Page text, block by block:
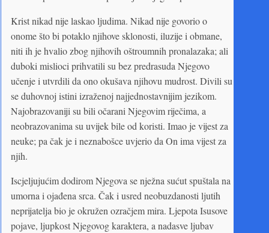
Krist nikad nije laskao ljudima. Nikad nije govorio o
onome što bi potaklo njihove sklonosti, iluzije i obmane,
niti ih je hvalio zbog njihovih oštroumnih pronalazaka; ali
duboki mislioci prihvatili su bez predrasuda Njegovo
učenje i utvrdili da ono okušava njihovu mudrost. Divili su
se duhovnoj istini izraženoj najjednostavnijim jezikom.
Najobrazovaniji su bili očarani Njegovim riječima, a
neobrazovanima su uvijek bile od koristi. Imao je vijest za
neuke; pa čak je i neznabošce uvjerio da On ima vijest za
njih.
Iscjeljujućim dodirom Njegova se nježna sućut spuštala na
umorna i ojađena srca. Čak i usred neobuzdanosti ljutih
neprijatelja bio je okružen ozračjem mira. Ljepota Isusove
pojave, ljupkost Njegovog karaktera, a nadasve ljubav